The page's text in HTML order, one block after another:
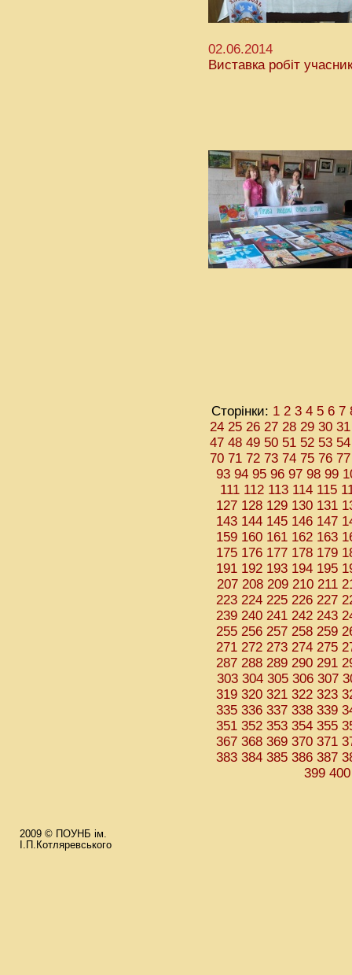
02.06.2014
Виставка робіт
Сторінки: 1 2 3 4 5 6 7
24 25 26 27 28 29 30 31
47 48 49 50 51 52 53 54
70 71 72 73 74 75 76 77
93 94 95 96 97 98 99
111 112 113 114 115
127 128 129 130 131
143 144 145 146 147
159 160 161 162 163
175 176 177 178 179
191 192 193 194 195
207 208 209 210 211
223 224 225 226 227
239 240 241 242 243
255 256 257 258 259
271 272 273 274 275
287 288 289 290 291
303 304 305 306 307
319 320 321 322 323
335 336 337 338 339
351 352 353 354 355
367 368 369 370 371
383 384 385 386 387
399 400
2009 © ПОУНБ ім.
І.П.Котляревського